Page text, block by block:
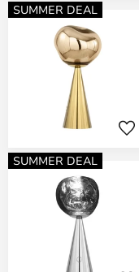
SUMMER DEAL
SUMMER DEAL